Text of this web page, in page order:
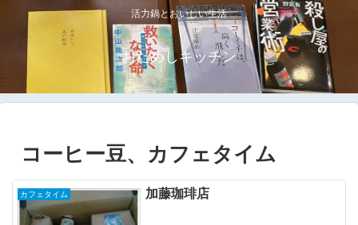
活力鍋とおいしい生活
おためしキッチン
コーヒー豆、カフェタイム
カフェタイム 加藤珈琲店